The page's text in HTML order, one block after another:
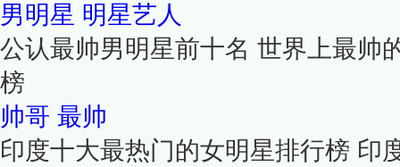
男明星 明星艺人
公认最帅男明星前十名 世界上最帅
榜
帅哥 最帅
印度十大最热门的女明星排行榜 印